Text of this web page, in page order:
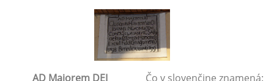
AD Majorem DEI
Čo v slovenčine znamená: